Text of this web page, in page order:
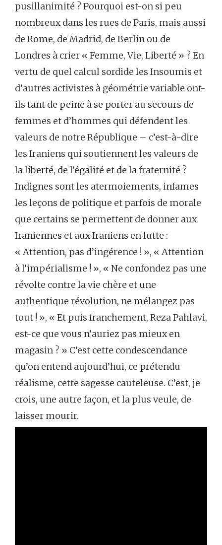
pusillanimité ? Pourquoi est-on si peu
nombreux dans les rues de Paris, mais aussi
de Rome, de Madrid, de Berlin ou de
Londres à crier « Femme, Vie, Liberté » ? En
vertu de quel calcul sordide les Insoumis et
d’autres activistes à géométrie variable ont-
ils tant de peine à se porter au secours de
femmes et d’hommes qui défendent les
valeurs de notre République – c’est-à-dire
les Iraniens qui soutiennent les valeurs de
la liberté, de l’égalité et de la fraternité ?
Indignes sont les atermoiements, infames
les leçons de politique et parfois de morale
que certains se permettent de donner aux
Iraniennes et aux Iraniens en lutte :
« Attention, pas d’ingérence ! », « Attention
à l’impérialisme ! », « Ne confondez pas une
révolte contre la vie chère et une
authentique révolution, ne mélangez pas
tout ! », « Et puis franchement, Reza Pahlavi,
est-ce que vous n’auriez pas mieux en
magasin ? » C’est cette condescendance
qu’on entend aujourd’hui, ce prétendu
réalisme, cette sagesse cauteleuse. C’est, je
crois, une autre façon, et la plus veule, de
laisser mourir.